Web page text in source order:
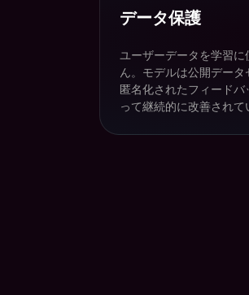
データ保護
ユーザーデータを学習
ん。モデルは公開データ
匿名化されたフィード
って継続的に改善されて